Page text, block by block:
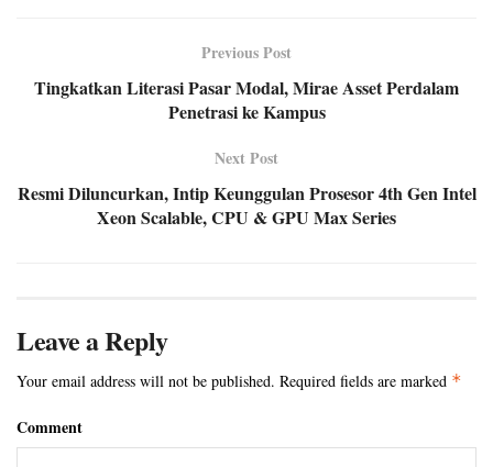
Previous Post
Tingkatkan Literasi Pasar Modal, Mirae Asset Perdalam
Penetrasi ke Kampus
Next Post
Resmi Diluncurkan, Intip Keunggulan Prosesor 4th Gen Intel
Xeon Scalable, CPU & GPU Max Series
Leave a Reply
Your email address will not be published. Required fields are marked *
Comment